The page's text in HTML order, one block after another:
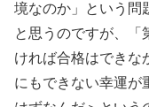
境なのか」という問
と思うのですが、「
ければ合格はできな
にもできない幸運が